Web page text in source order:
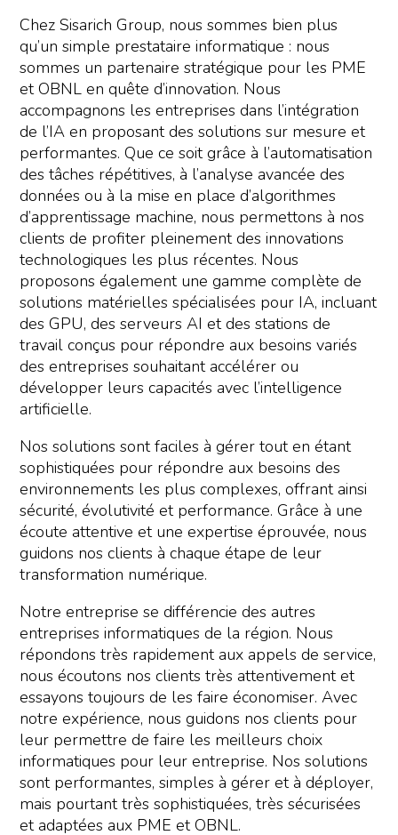
Chez Sisarich Group, nous sommes bien plus
qu’un simple prestataire informatique : nous
sommes un partenaire stratégique pour les PME
et OBNL en quête d’innovation. Nous
accompagnons les entreprises dans l’intégration
de l’IA en proposant des solutions sur mesure et
performantes. Que ce soit grâce à l’automatisation
des tâches répétitives, à l’analyse avancée des
données ou à la mise en place d’algorithmes
d’apprentissage machine, nous permettons à nos
clients de profiter pleinement des innovations
technologiques les plus récentes. Nous
proposons également une gamme complète de
solutions matérielles spécialisées pour IA, incluant
des GPU, des serveurs AI et des stations de
travail conçus pour répondre aux besoins variés
des entreprises souhaitant accélérer ou
développer leurs capacités avec l’intelligence
artificielle.
Nos solutions sont faciles à gérer tout en étant
sophistiquées pour répondre aux besoins des
environnements les plus complexes, offrant ainsi
sécurité, évolutivité et performance. Grâce à une
écoute attentive et une expertise éprouvée, nous
guidons nos clients à chaque étape de leur
transformation numérique.
Notre entreprise se différencie des autres
entreprises informatiques de la région. Nous
répondons très rapidement aux appels de service,
nous écoutons nos clients très attentivement et
essayons toujours de les faire économiser. Avec
notre expérience, nous guidons nos clients pour
leur permettre de faire les meilleurs choix
informatiques pour leur entreprise. Nos solutions
sont performantes, simples à gérer et à déployer,
mais pourtant très sophistiquées, très sécurisées
et adaptées aux PME et OBNL.